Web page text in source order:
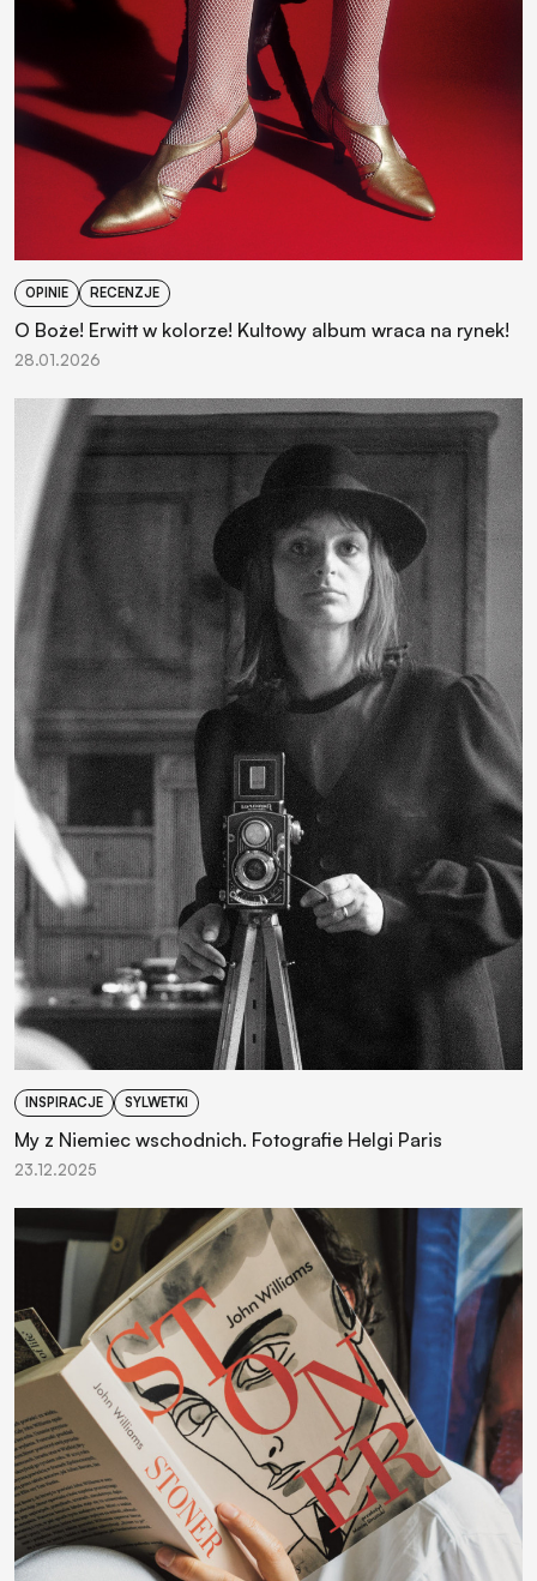
OPINIE RECENZJE
O Boże! Erwitt w kolorze! Kultowy album wraca na rynek!
28.01.2026
INSPIRACJE SYLWETKI
My z Niemiec wschodnich. Fotografie Helgi Paris
23.12.2025